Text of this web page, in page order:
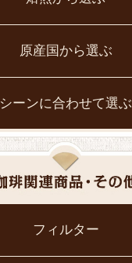
原産国から選ぶ
シーンに合わせて選ぶ
フィルター